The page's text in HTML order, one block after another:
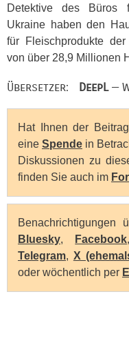
Detektive des Büros
Ukraine haben den
für Fleischprodukte der
von über 28,9 Millionen
Übersetzer: DeepL—
Hat Ihnen der
eine Spende in
Diskussionen zu
finden Sie auch im
Bluesky, Facebook
Telegram, X
oder wöchentlich per